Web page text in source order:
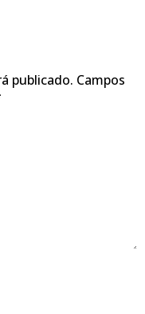
publicado. Campos